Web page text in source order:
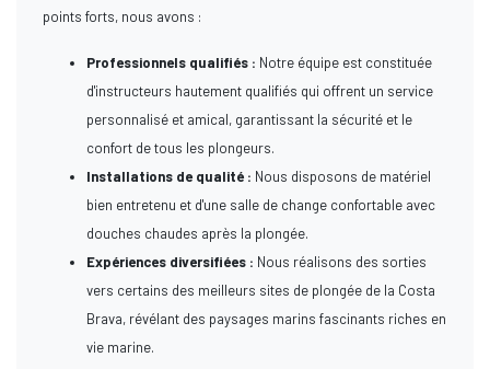
points forts, nous avons :
Professionnels qualifiés : Notre équipe est constituée
d'instructeurs hautement qualifiés qui offrent un service
personnalisé et amical, garantissant la sécurité et le
confort de tous les plongeurs.
Installations de qualité : Nous disposons de matériel
bien entretenu et d'une salle de change confortable avec
douches chaudes après la plongée.
Expériences diversifiées : Nous réalisons des sorties
vers certains des meilleurs sites de plongée de la Costa
Brava, révélant des paysages marins fascinants riches en
vie marine.